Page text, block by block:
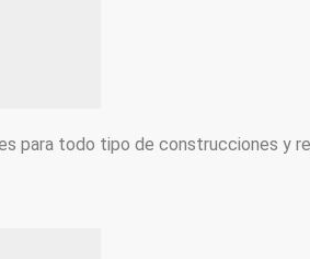
para todo tipo de construcciones y